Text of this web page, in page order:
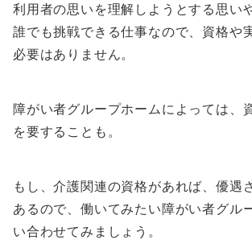
利用者の思いを理解しようとする思い
誰でも挑戦できる仕事なので、資格や
必要はありません。
障がい者グループホームによっては、
を要することも。
もし、介護関連の資格があれば、優遇
あるので、働いてみたい障がい者グル
い合わせてみましょう。